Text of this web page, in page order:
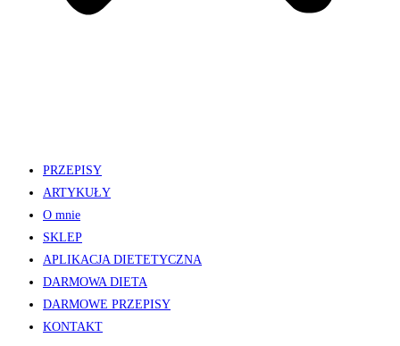
PRZEPISY
ARTYKUŁY
O mnie
SKLEP
APLIKACJA DIETETYCZNA
DARMOWA DIETA
DARMOWE PRZEPISY
KONTAKT